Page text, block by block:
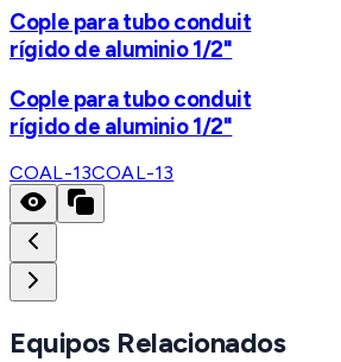
Cople para tubo conduit
rígido de aluminio 1/2"
Cople para tubo conduit
rígido de aluminio 1/2"
COAL-13COAL-13
Equipos Relacionados